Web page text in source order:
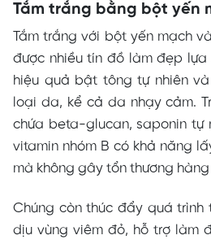
Tắm trắng bằng bột yến
Tắm trắng với bột yến mạch
được nhiều tín đồ làm đẹp lựa
hiệu quả bật tông tự nhiên
loại da, kể cả da nhạy cảm.
chứa beta-glucan, saponin tự
vitamin nhóm B có khả năng
mà không gây tổn thương
Chúng còn thúc đẩy quá
dịu vùng viêm đỏ, hỗ trợ làm